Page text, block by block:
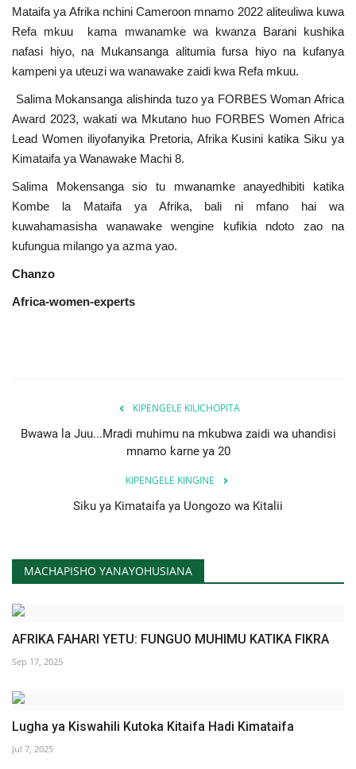
Mataifa ya Afrika nchini Cameroon mnamo 2022 aliteuliwa kuwa
Refa mkuu kama mwanamke wa kwanza Barani kushika
nafasi hiyo, na Mukansanga alitumia fursa hiyo na kufanya
kampeni ya uteuzi wa wanawake zaidi kwa Refa mkuu.
Salima Mokansanga alishinda tuzo ya FORBES Woman Africa
Award 2023, wakati wa Mkutano huo FORBES Women Africa
Lead Women iliyofanyika Pretoria, Afrika Kusini katika Siku ya
Kimataifa ya Wanawake Machi 8.
Salima Mokensanga sio tu mwanamke anayedhibiti katika
Kombe la Mataifa ya Afrika, bali ni mfano hai wa
kuwahamasisha wanawake wengine kufikia ndoto zao na
kufungua milango ya azma yao.
Chanzo
Africa-women-experts
KIPENGELE KILICHOPITA
Bwawa la Juu...Mradi muhimu na mkubwa zaidi wa uhandisi
mnamo karne ya 20
KIPENGELE KINGINE
Siku ya Kimataifa ya Uongozo wa Kitalii
MACHAPISHO YANAYOHUSIANA
AFRIKA FAHARI YETU: FUNGUO MUHIMU KATIKA FIKRA
Sep 17, 2025
Lugha ya Kiswahili Kutoka Kitaifa Hadi Kimataifa
Jul 7, 2025